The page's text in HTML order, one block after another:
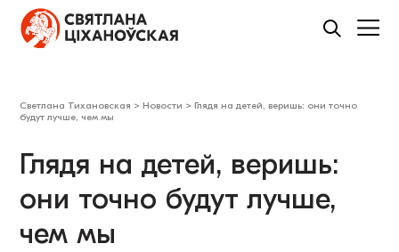
Светлана Тихановская > Новости > Глядя на детей, веришь: они точно
будут лучше, чем мы
Глядя на детей, веришь:
они точно будут лучше,
чем мы